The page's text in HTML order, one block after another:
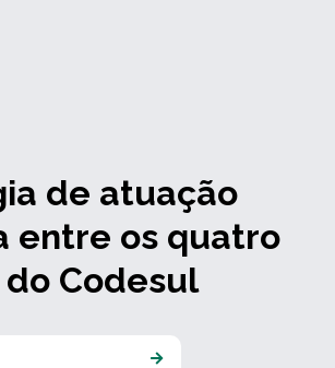
de atuação
entre os quatro
Codesul